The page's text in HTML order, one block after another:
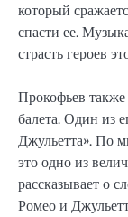
который
спасти ее.
страсть героев
Прокофьев
балета. Один из
Джульетта». По
это одно из
рассказывает о
Ромео и